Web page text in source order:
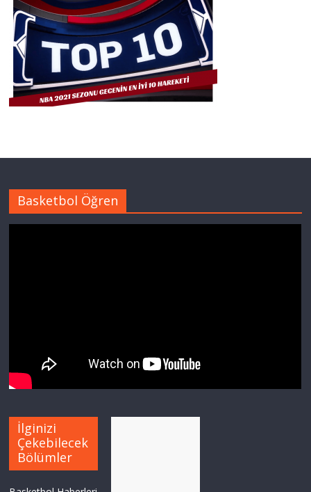
Basketbol Öğren
İlginizi
Çekebilecek
Bölümler